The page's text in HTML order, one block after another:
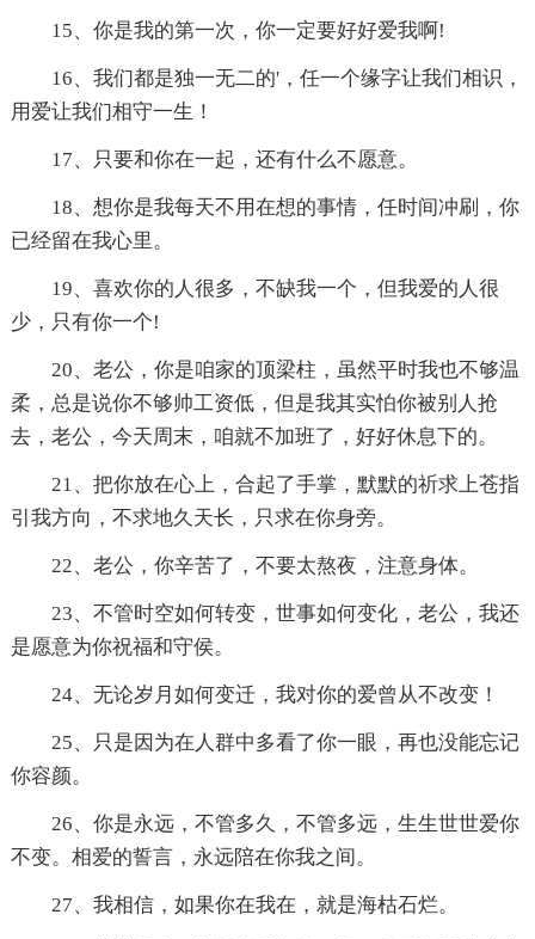
15、你是我的第一次，你一定要好好爱我啊!
16、我们都是独一无二的'，任一个缘字让我们相识，
用爱让我们相守一生！
17、只要和你在一起，还有什么不愿意。
18、想你是我每天不用在想的事情，任时间冲刷，你
已经留在我心里。
19、喜欢你的人很多，不缺我一个，但我爱的人很
少，只有你一个!
20、老公，你是咱家的顶梁柱，虽然平时我也不够温
柔，总是说你不够帅工资低，但是我其实怕你被别人抢
去，老公，今天周末，咱就不加班了，好好休息下的。
21、把你放在心上，合起了手掌，默默的祈求上苍指
引我方向，不求地久天长，只求在你身旁。
22、老公，你辛苦了，不要太熬夜，注意身体。
23、不管时空如何转变，世事如何变化，老公，我还
是愿意为你祝福和守侯。
24、无论岁月如何变迁，我对你的爱曾从不改变！
25、只是因为在人群中多看了你一眼，再也没能忘记
你容颜。
26、你是永远，不管多久，不管多远，生生世世爱你
不变。相爱的誓言，永远陪在你我之间。
27、我相信，如果你在我在，就是海枯石烂。